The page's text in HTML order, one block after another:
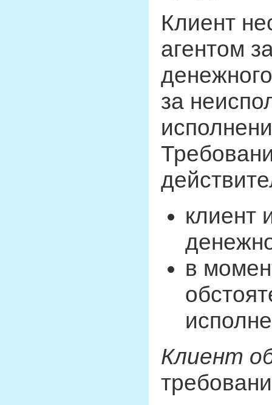
Клиент
агентом
за
клиент
в
Клиент